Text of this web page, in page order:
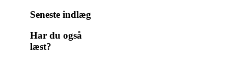
Seneste indlæg
Har du også
læst?